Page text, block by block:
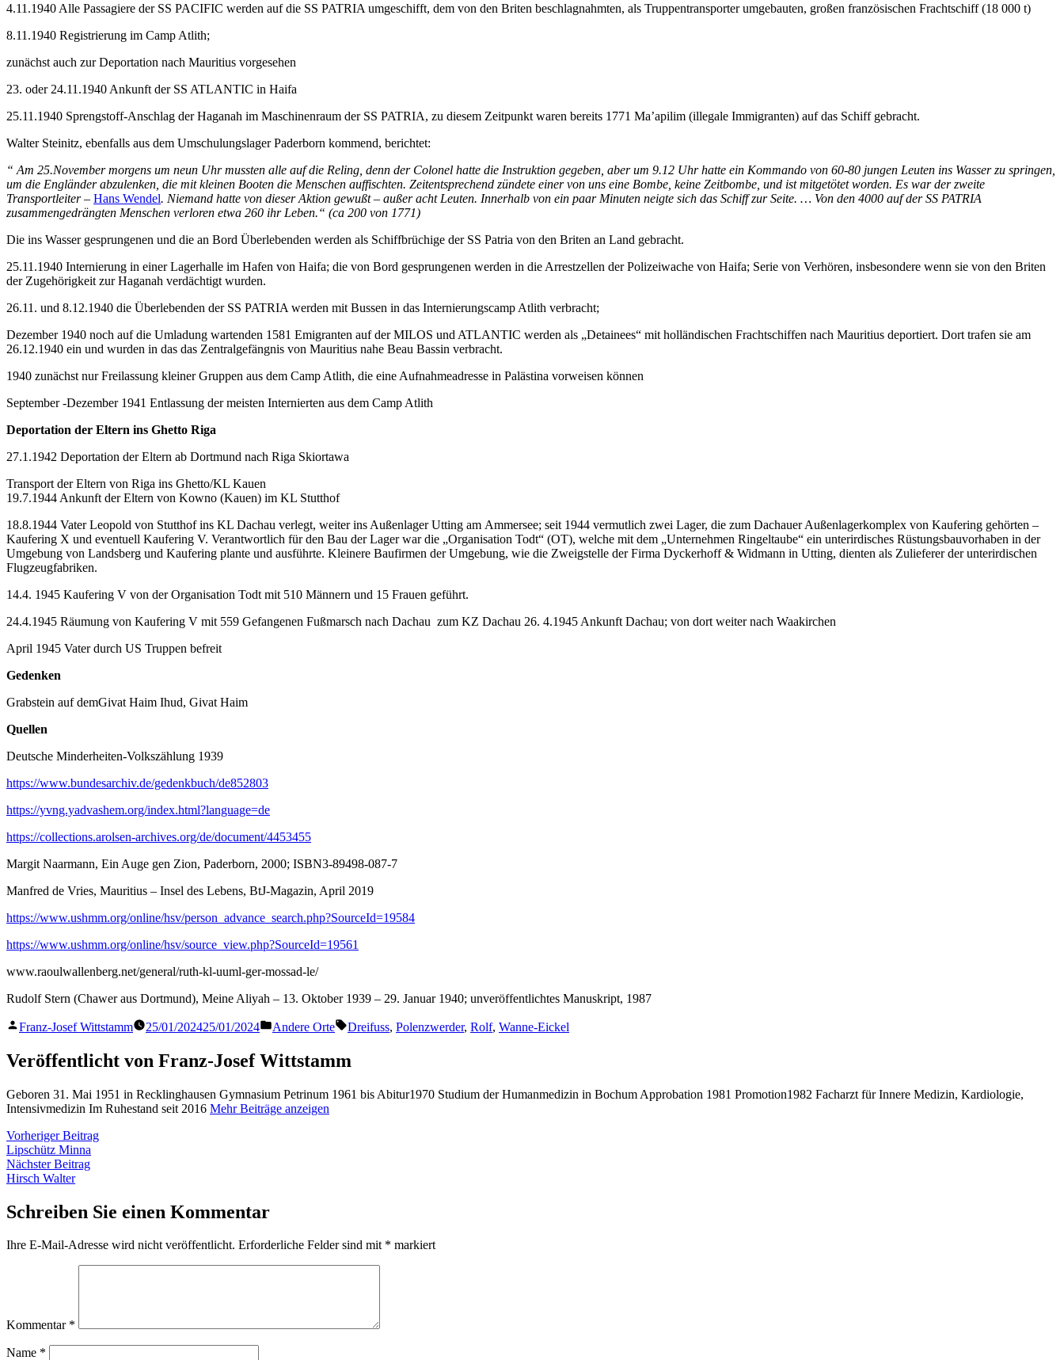
4.11.1940 Alle Passagiere der SS PACIFIC werden auf die SS PATRIA umgeschifft, dem von den Briten beschlagnahmten, als Truppentransporter umgebauten, großen französischen Frachtschiff (18 000 t)
8.11.1940 Registrierung im Camp Atlith;
zunächst auch zur Deportation nach Mauritius vorgesehen
23. oder 24.11.1940 Ankunft der SS ATLANTIC in Haifa
25.11.1940 Sprengstoff-Anschlag der Haganah im Maschinenraum der SS PATRIA, zu diesem Zeitpunkt waren bereits 1771 Ma’apilim (illegale Immigranten) auf das Schiff gebracht.
Walter Steinitz, ebenfalls aus dem Umschulungslager Paderborn kommend, berichtet:
“ Am 25.November morgens um neun Uhr mussten alle auf die Reling, denn der Colonel hatte die Instruktion gegeben, aber um 9.12 Uhr hatte ein Kommando von 60-80 jungen Leuten ins Wasser zu springen,
um die Engländer abzulenken, die mit kleinen Booten die Menschen auffischten. Zeitentsprechend zündete einer von uns eine Bombe, keine Zeitbombe, und ist mitgetötet worden. Es war der zweite
Transportleiter – Hans Wendel. Niemand hatte von dieser Aktion gewußt – außer acht Leuten. Innerhalb von ein paar Minuten neigte sich das Schiff zur Seite. … Von den 4000 auf der SS PATRIA
zusammengedrängten Menschen verloren etwa 260 ihr Leben.“ (ca 200 von 1771)
Die ins Wasser gesprungenen und die an Bord Überlebenden werden als Schiffbrüchige der SS Patria von den Briten an Land gebracht.
25.11.1940 Internierung in einer Lagerhalle im Hafen von Haifa; die von Bord gesprungenen werden in die Arrestzellen der Polizeiwache von Haifa; Serie von Verhören, insbesondere wenn sie von den Briten
der Zugehörigkeit zur Haganah verdächtigt wurden.
26.11. und 8.12.1940 die Überlebenden der SS PATRIA werden mit Bussen in das Internierungscamp Atlith verbracht;
Dezember 1940 noch auf die Umladung wartenden 1581 Emigranten auf der MILOS und ATLANTIC werden als „Detainees“ mit holländischen Frachtschiffen nach Mauritius deportiert. Dort trafen sie am
26.12.1940 ein und wurden in das das Zentralgefängnis von Mauritius nahe Beau Bassin verbracht.
1940 zunächst nur Freilassung kleiner Gruppen aus dem Camp Atlith, die eine Aufnahmeadresse in Palästina vorweisen können
September -Dezember 1941 Entlassung der meisten Internierten aus dem Camp Atlith
Deportation der Eltern ins Ghetto Riga
27.1.1942 Deportation der Eltern ab Dortmund nach Riga Skiortawa
Transport der Eltern von Riga ins Ghetto/KL Kauen
19.7.1944 Ankunft der Eltern von Kowno (Kauen) im KL Stutthof
18.8.1944 Vater Leopold von Stutthof ins KL Dachau verlegt, weiter ins Außenlager Utting am Ammersee; seit 1944 vermutlich zwei Lager, die zum Dachauer Außenlagerkomplex von Kaufering gehörten –
Kaufering X und eventuell Kaufering V. Verantwortlich für den Bau der Lager war die „Organisation Todt“ (OT), welche mit dem „Unternehmen Ringeltaube“ ein unterirdisches Rüstungsbauvorhaben in der
Umgebung von Landsberg und Kaufering plante und ausführte. Kleinere Baufirmen der Umgebung, wie die Zweigstelle der Firma Dyckerhoff & Widmann in Utting, dienten als Zulieferer der unterirdischen
Flugzeugfabriken.
14.4. 1945 Kaufering V von der Organisation Todt mit 510 Männern und 15 Frauen geführt.
24.4.1945 Räumung von Kaufering V mit 559 Gefangenen Fußmarsch nach Dachau zum KZ Dachau 26. 4.1945 Ankunft Dachau; von dort weiter nach Waakirchen
April 1945 Vater durch US Truppen befreit
Gedenken
Grabstein auf demGivat Haim Ihud, Givat Haim
Quellen
Deutsche Minderheiten-Volkszählung 1939
https://www.bundesarchiv.de/gedenkbuch/de852803
https://yvng.yadvashem.org/index.html?language=de
https://collections.arolsen-archives.org/de/document/4453455
Margit Naarmann, Ein Auge gen Zion, Paderborn, 2000; ISBN3-89498-087-7
Manfred de Vries, Mauritius – Insel des Lebens, BtJ-Magazin, April 2019
https://www.ushmm.org/online/hsv/person_advance_search.php?SourceId=19584
https://www.ushmm.org/online/hsv/source_view.php?SourceId=19561
www.raoulwallenberg.net/general/ruth-kl-uuml-ger-mossad-le/
Rudolf Stern (Chawer aus Dortmund), Meine Aliyah – 13. Oktober 1939 – 29. Januar 1940; unveröffentlichtes Manuskript, 1987
Veröffentlicht
Franz-Josef Wittstamm 25/01/202425/01/2024
Veröffentlicht
Andere Orte Schlagwörter:
Dreifuss, Polenzwerder, Rolf, Wanne-Eickel
Veröffentlicht von Franz-Josef Wittstamm
Geboren 31. Mai 1951 in Recklinghausen Gymnasium Petrinum 1961 bis Abitur1970 Studium der Humanmedizin in Bochum Approbation 1981 Promotion1982 Facharzt für Innere Medizin, Kardiologie,
Intensivmedizin Im Ruhestand seit 2016 Mehr Beiträge anzeigen
Beitragsnavigation
Vorheriger BeitragVorheriger
Lipschütz Minna
Nächster BeitragNächster
Hirsch Walter
Schreiben Sie einen Kommentar
Ihre E-Mail-Adresse wird nicht veröffentlicht. Erforderliche Felder sind mit * markiert
Kommentar *
Name *